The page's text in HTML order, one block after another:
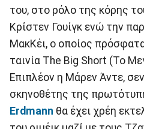
του, στο ρόλο της κόρης
Κρίστεν Γουίγκ ενώ την
ΜακΚέι, ο οποίος
ταινία The Big Short (Το
Επιπλέον η Μάρεν Άντε,
σκηνοθέτης της
Erdmann θα έχει χρέη